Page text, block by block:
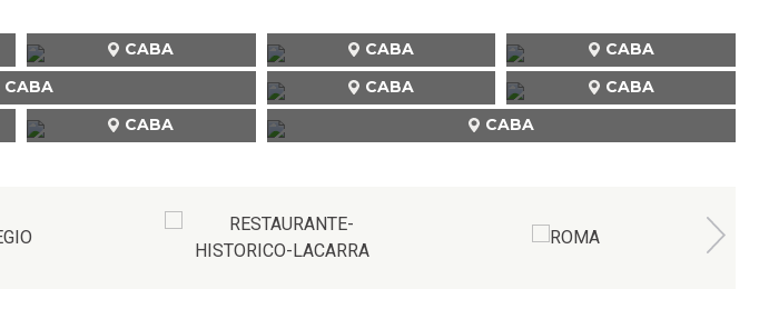
CABA CABA
CABA
CABA CABA
CABA
CABA CABA